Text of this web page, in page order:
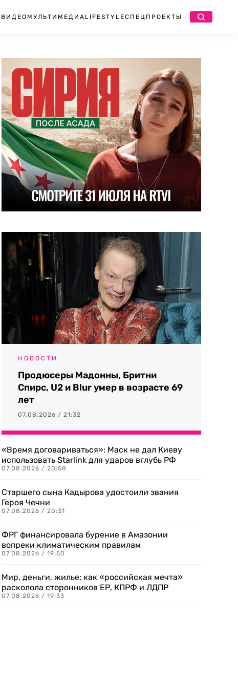
ВИДЕО МУЛЬТИМЕДИА LIFESTYLEСПЕЦПРОЕКТЫ
НОВОСТИ
Продюсеры Мадонны, Бритни
Спирс, U2 и Blur умер в возрасте 69
лет
07.08.2026 / 21:32
«Время договариваться»: Маск не дал Киеву
использовать Starlink для ударов вглубь РФ
07.08.2026 / 20:58
Старшего сына Кадырова удостоили звания
Героя Чечни
07.08.2026 / 20:31
ФРГ финансировала бурение в Амазонии
вопреки климатическим правилам
07.08.2026 / 19:50
Мир, деньги, жилье: как «российская мечта»
расколола сторонников ЕР, КПРФ и ЛДПР
07.08.2026 / 19:33